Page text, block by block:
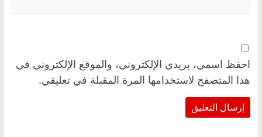
احفظ اسمي، بريدي الإلكتروني، والموقع الإلكتروني في
هذا المتصفح لاستخدامها المرة المقبلة في تعليقي.